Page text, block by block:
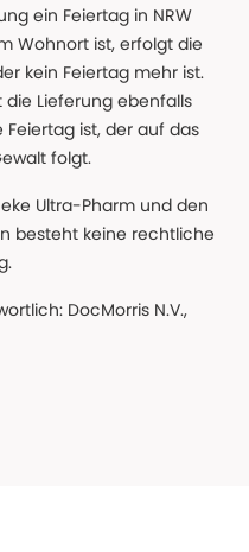
ein Feiertag in NRW
Wohnort ist, erfolgt die
kein Feiertag mehr ist.
die Lieferung ebenfalls
ist, der auf das
folgt.
Ultra-Pharm und den
besteht keine rechtliche
DocMorris N.V.,